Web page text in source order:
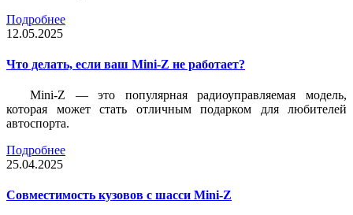
Подробнее
12.05.2025
Что делать, если ваш Mini-Z не работает?
Mini-Z — это популярная радиоуправляемая модель,
которая может стать отличным подарком для любителей
автоспорта.
Подробнее
25.04.2025
Совместимость кузовов с шасси Mini-Z